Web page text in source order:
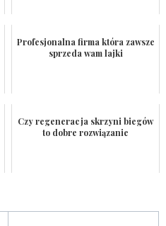
Profesjonalna firma która zawsze
sprzeda wam lajki
Czy regeneracja skrzyni biegów
to dobre rozwiązanie